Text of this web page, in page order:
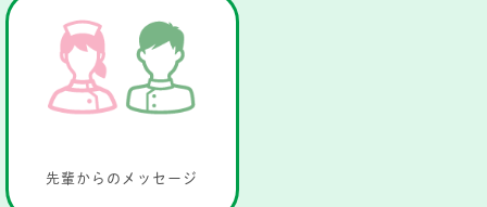
先輩からのメッセージ